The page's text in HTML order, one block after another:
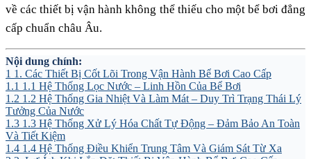
về các thiết bị vận hành không thể thiếu cho một bể bơi đẳng
cấp chuẩn châu Âu.
Nội dung chính:
1 1. Các Thiết Bị Cốt Lõi Trong Vận Hành Bể Bơi Cao Cấp
1.1 1.1 Hệ Thống Lọc Nước – Linh Hồn Của Bể Bơi
1.2 1.2 Hệ Thống Gia Nhiệt Và Làm Mát – Duy Trì Trạng Thái Lý
Tưởng Của Nước
1.3 1.3 Hệ Thống Xử Lý Hóa Chất Tự Động – Đảm Bảo An Toàn
Và Tiết Kiệm
1.4 1.4 Hệ Thống Điều Khiển Trung Tâm Và Giám Sát Từ Xa